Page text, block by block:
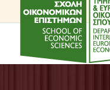
ΤΟ ΤΜΗΜΑ